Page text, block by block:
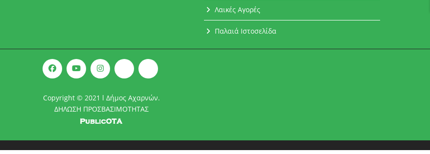
Λαικές Αγορές
Παλαιά Ιστοσελίδα
Copyright © 2021 l Δήμος Αχαρνών.
ΔΗΛΩΣΗ ΠΡΟΣΒΑΣΙΜΟΤΗΤΑΣ